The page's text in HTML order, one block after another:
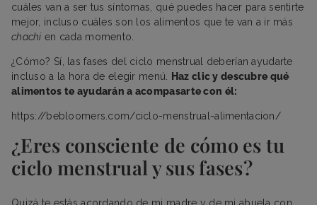
cuáles van a ser tus síntomas, qué puedes hacer para sentirte
mejor, incluso cuáles son los alimentos que te van a ir más
chachi en cada momento.
¿Cómo? Sí, las fases del ciclo menstrual deberían ayudarte
incluso a la hora de elegir menú.
Haz clic y descubre qué
alimentos te ayudarán a acompasarte con él:
https://bebloomers.com/ciclo-menstrual-alimentacion/
¿Eres consciente de cómo es tu
ciclo menstrual y sus fases?